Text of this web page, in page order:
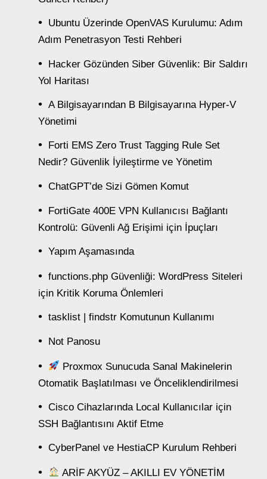
Ubuntu Üzerinde OpenVAS Kurulumu: Adım
Adım Penetrasyon Testi Rehberi
Hacker Gözünden Siber Güvenlik: Bir Saldırı
Yol Haritası
A Bilgisayarından B Bilgisayarına Hyper-V
Yönetimi
Forti EMS Zero Trust Tagging Rule Set
Nedir? Güvenlik İyileştirme ve Yönetim
ChatGPT’de Sizi Gömen Komut
FortiGate 400E VPN Kullanıcısı Bağlantı
Kontrolü: Güvenli Ağ Erişimi için İpuçları
Yapım Aşamasında
functions.php Güvenliği: WordPress Siteleri
için Kritik Koruma Önlemleri
tasklist | findstr Komutunun Kullanımı
Not Panosu
Proxmox Sunucuda Sanal Makinelerin
Otomatik Başlatılması ve Önceliklendirilmesi
Cisco Cihazlarında Local Kullanıcılar için
SSH Bağlantısını Aktif Etme
CyberPanel ve HestiaCP Kurulum Rehberi
ARİF AKYÜZ – AKILLI EV YÖNETİM